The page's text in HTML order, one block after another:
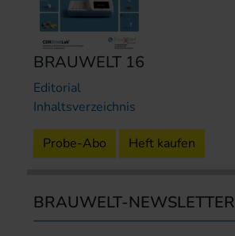
BRAUWELT 16
Editorial
Inhaltsverzeichnis
Probe-Abo Heft kaufen
BRAUWELT-NEWSLETTER